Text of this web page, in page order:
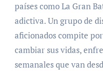
países como La Gran
adictiva. Un grupo de
aficionados compite
cambiar sus vidas,
semanales que van